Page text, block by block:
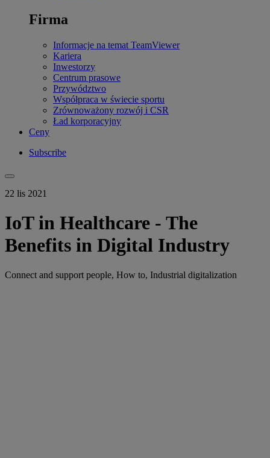
Firma
Informacje na temat TeamViewer
Kariera
Inwestorzy
Centrum prasowe
Przywództwo
Współpraca w świecie sportu
Zrównoważony rozwój i CSR
Ład korporacyjny
Ceny
Subscribe
22 lis 2021
IoT in Healthcare - The
Benefits in Digital Industry
Connect and support people, How to, Industrial digitalization